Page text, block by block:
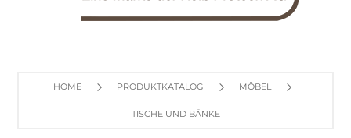
HOME PRODUKTKATALOG MÖBEL
TISCHE UND BÄNKE